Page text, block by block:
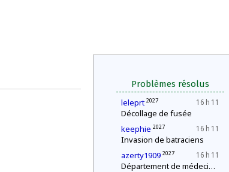
Problèmes résolus
16 h 11
leleprt 2027
Décollage de fusée
16 h 11
keephie 2027
Invasion de batraciens
16 h 11
azerty1909 2027
Département de médecine : contrôle d'une épidémie